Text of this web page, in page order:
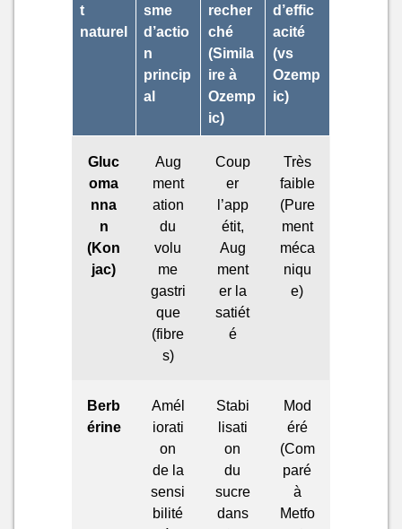
t
naturel
sme
d’actio
n
princip
al
recher
ché
(Simila
ire à
Ozemp
ic)
d’effic
acité
(vs
Ozemp
ic)
Gluc
oma
nna
n
(Kon
jac)
Aug
ment
ation
du
volu
me
gastri
que
(fibre
s)
Coup
er
l’app
étit,
Aug
ment
er la
satiét
é
Très
faible
(Pure
ment
méca
niqu
e)
Berb
érine
Amél
iorati
on
de la
sensi
bilité
Stabi
lisati
on
du
sucre
dans
Mod
éré
(Com
paré
à
Metfo